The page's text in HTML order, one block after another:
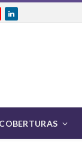
LinkedIn
COBERTURAS